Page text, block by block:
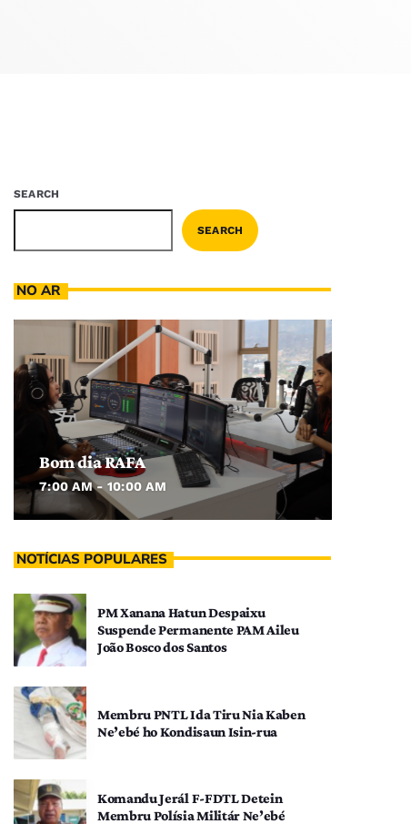
SEARCH
SEARCH
NO AR
Bom dia RAFA
7:00 AM - 10:00 AM
NOTÍCIAS POPULARES
PM Xanana Hatun Despaixu
Suspende Permanente PAM Aileu
João Bosco dos Santos
Membru PNTL Ida Tiru Nia Kaben
Ne’ebé ho Kondisaun Isin-rua
Komandu Jerál F-FDTL Detein
Membru Polísia Militár Ne’ebé